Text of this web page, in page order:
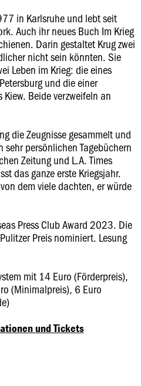
in Karlsruhe und lebt seit
Auch ihr neues Buch Im Krieg
Darin gestaltet Krug zwei
nicht sein könnten. Sie
Leben im Krieg: die eines
und die einer
Beide verzweifeln an
die Zeugnisse gesammelt und
sehr persönlichen Tagebüchern
Zeitung und L.A. Times
das ganze erste Kriegsjahr.
dem viele dachten, er würde
Press Club Award 2023. Die
Preis nominiert. Lesung
mit 14 Euro (Förderpreis),
(Minimalpreis), 6 Euro
und Tickets